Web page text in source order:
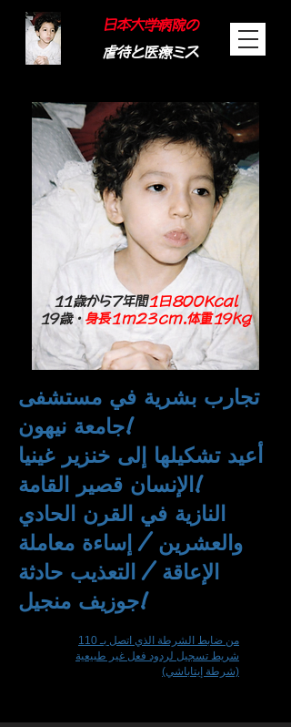
日本大学病院の
虐待と医療ミス
11歳から7年間1日800Kcal
19歳・ 身長1m23cm.体重19kg
تجارب بشرية في مستشفى
جامعة نيهون!
أعيد تشكيلها إلى خنزير غينيا
الإنسان قصير القامة!
النازية في القرن الحادي
والعشرين / إساءة معاملة
الإعاقة / التعذيب حادثة
جوزيف منجيل!
من ضابط الشرطة الذي اتصل بـ 110
شريط تسجيل لردود فعل غير طبيعية
(شرطة إيتاباشي)